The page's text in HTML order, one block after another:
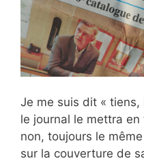
Je me suis dit « tiens,
le journal le mettra
non, toujours le
sur la couverture de